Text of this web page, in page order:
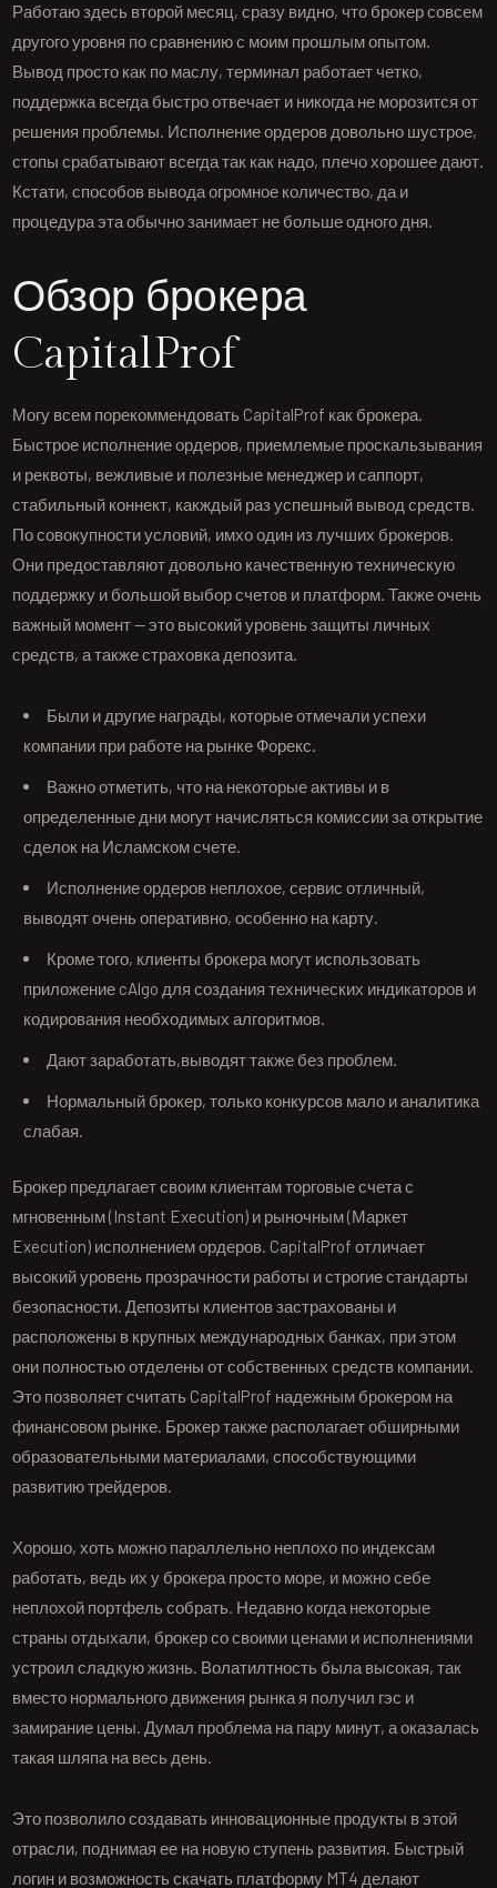
Работаю здесь второй месяц, сразу видно, что брокер совсем
другого уровня по сравнению с моим прошлым опытом.
Вывод просто как по маслу, терминал работает четко,
поддержка всегда быстро отвечает и никогда не морозится от
решения проблемы. Исполнение ордеров довольно шустрое,
стопы срабатывают всегда так как надо, плечо хорошее дают.
Кстати, способов вывода огромное количество, да и
процедура эта обычно занимает не больше одного дня.
Обзор брокера
CapitalProf
Могу всем порекоммендовать CapitalProf как брокера.
Быстрое исполнение ордеров, приемлемые проскальзывания
и реквоты, вежливые и полезные менеджер и саппорт,
стабильный коннект, какждый раз успешный вывод средств.
По совокупности условий, имхо один из лучших брокеров.
Они предоставляют довольно качественную техническую
поддержку и большой выбор счетов и платформ. Также очень
важный момент — это высокий уровень защиты личных
средств, а также страховка депозита.
Были и другие награды, которые отмечали успехи
компании при работе на рынке Форекс.
Важно отметить, что на некоторые активы и в
определенные дни могут начисляться комиссии за открытие
сделок на Исламском счете.
Исполнение ордеров неплохое, сервис отличный,
выводят очень оперативно, особенно на карту.
Кроме того, клиенты брокера могут использовать
приложение cAlgo для создания технических индикаторов и
кодирования необходимых алгоритмов.
Дают заработать,выводят также без проблем.
Нормальный брокер, только конкурсов мало и аналитика
слабая.
Брокер предлагает своим клиентам торговые счета с
мгновенным (Instant Execution) и рыночным (Маркет
Execution) исполнением ордеров. CapitalProf отличает
высокий уровень прозрачности работы и строгие стандарты
безопасности. Депозиты клиентов застрахованы и
расположены в крупных международных банках, при этом
они полностью отделены от собственных средств компании.
Это позволяет считать CapitalProf надежным брокером на
финансовом рынке. Брокер также располагает обширными
образовательными материалами, способствующими
развитию трейдеров.
Хорошо, хоть можно параллельно неплохо по индексам
работать, ведь их у брокера просто море, и можно себе
неплохой портфель собрать. Недавно когда некоторые
страны отдыхали, брокер со своими ценами и исполнениями
устроил сладкую жизнь. Волатилтность была высокая, так
вместо нормального движения рынка я получил гэс и
замирание цены. Думал проблема на пару минут, а оказалась
такая шляпа на весь день.
Это позволило создавать инновационные продукты в этой
отрасли, поднимая ее на новую ступень развития. Быстрый
логин и возможность скачать платформу MT4 делают